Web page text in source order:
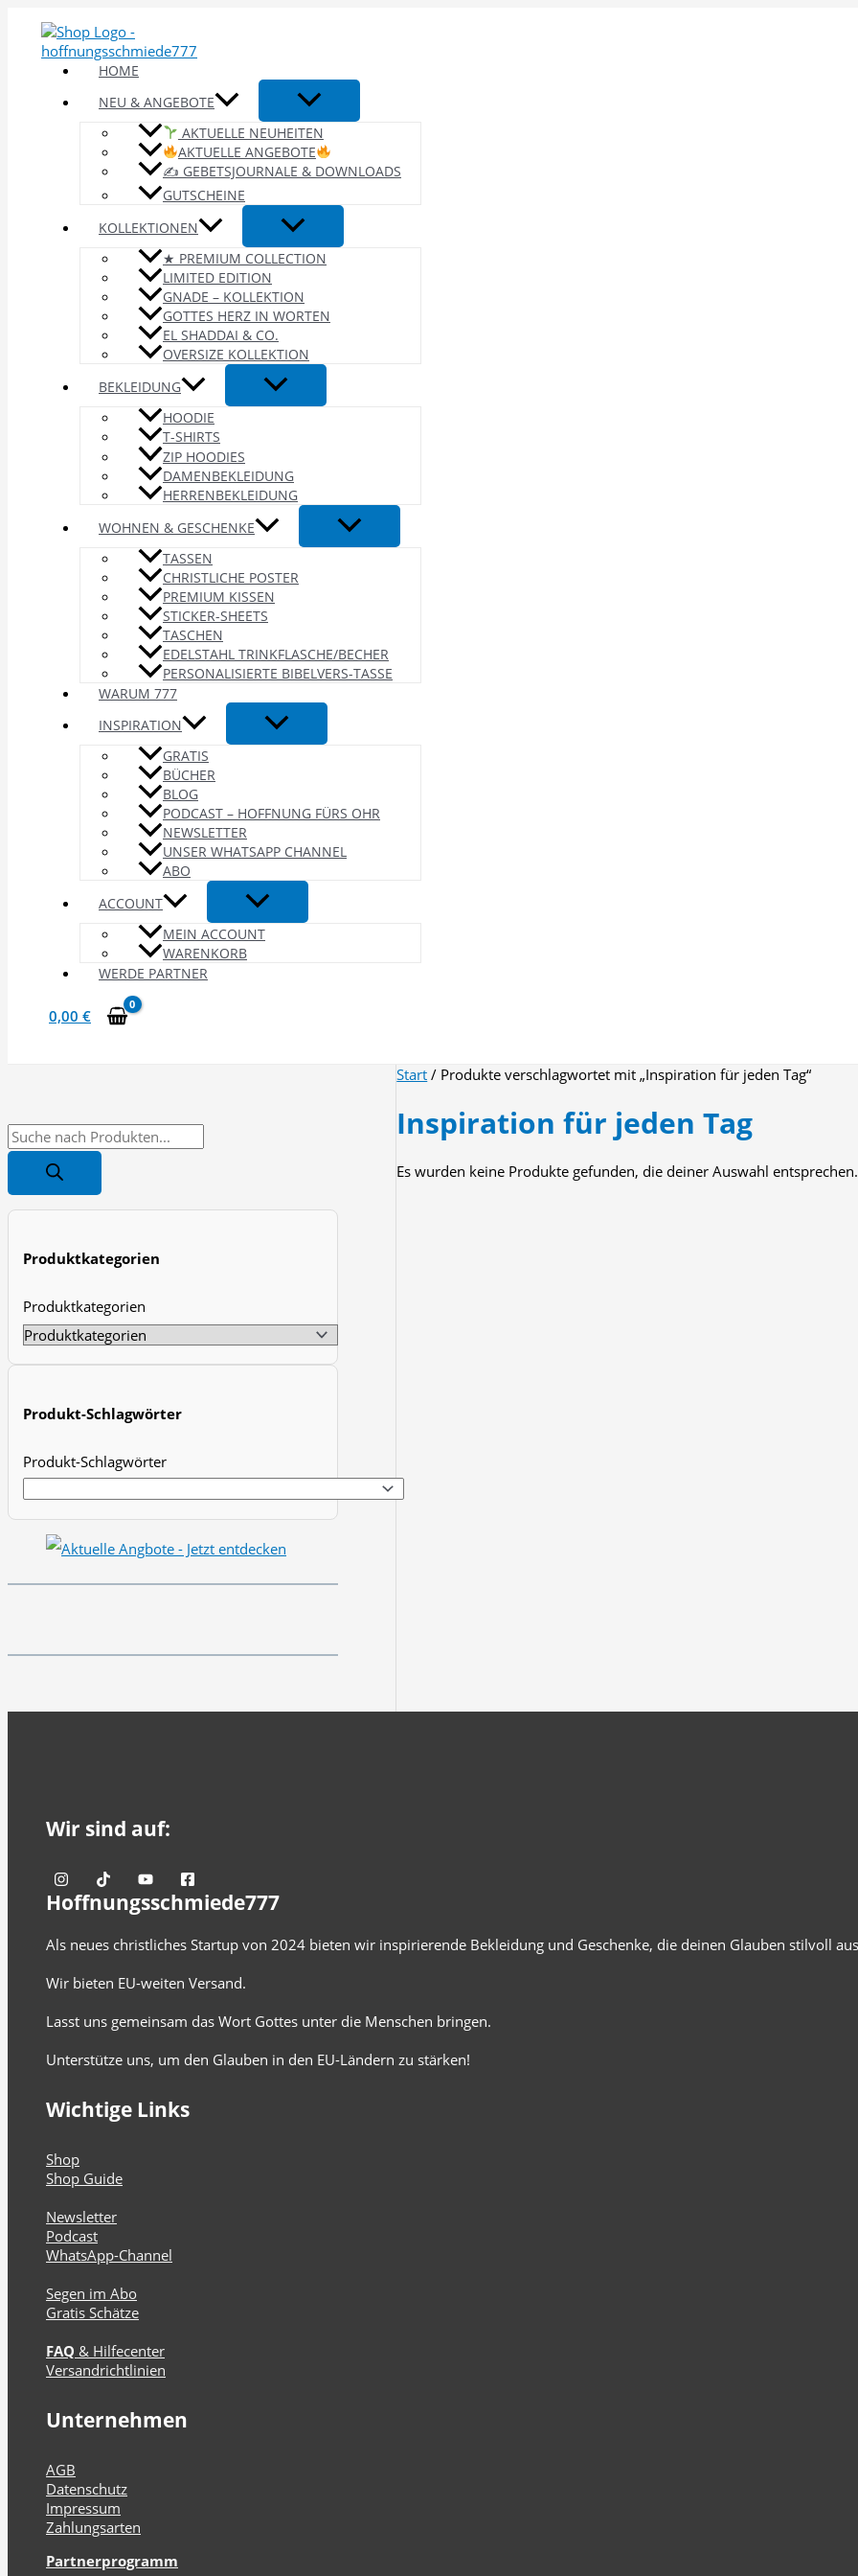
Inhalt
springen
HOME
NEU & ANGEBOTE
AKTUELLE NEUHEITEN
AKTUELLE ANGEBOTE
✍️ GEBETSJOURNALE & DOWNLOADS
GUTSCHEINE
KOLLEKTIONEN
★ PREMIUM COLLECTION
LIMITED EDITION
GNADE – KOLLEKTION
GOTTES HERZ IN WORTEN
EL SHADDAI & CO.
OVERSIZE KOLLEKTION
BEKLEIDUNG
HOODIE
T-SHIRTS
ZIP HOODIES
DAMENBEKLEIDUNG
HERRENBEKLEIDUNG
WOHNEN & GESCHENKE
TASSEN
CHRISTLICHE POSTER
PREMIUM KISSEN
STICKER-SHEETS
TASCHEN
EDELSTAHL TRINKFLASCHE/BECHER
PERSONALISIERTE BIBELVERS-TASSE
WARUM 777
INSPIRATION
GRATIS
BÜCHER
BLOG
PODCAST – HOFFNUNG FÜRS OHR
NEWSLETTER
UNSER WHATSAPP CHANNEL
ABO
ACCOUNT
MEIN ACCOUNT
WARENKORB
WERDE PARTNER
0,00 €
P
o
s
Produktkategorien
Produktkategorien
Produkt-Schlagwörter
Produkt-Schlagwörter
Start / Produkte verschlagwortet mit „Inspiration für jeden Tag“
Inspiration für jeden Tag
Es wurden keine Produkte gefunden, die deiner Auswahl entsprechen.
Wir sind auf:
Hoffnungsschmiede777
Als neues christliches Startup von 2024 bieten wir inspirierende Bekleidung und Geschenke, die deinen Glauben stilvoll
Wir bieten EU-weiten Versand.
Lasst uns gemeinsam das Wort Gottes unter die Menschen bringen.
Unterstütze uns, um den Glauben in den EU-Ländern zu stärken!
Wichtige Links
Shop
Shop Guide
Newsletter
Podcast
WhatsApp-Channel
Segen im Abo
Gratis Schätze
FAQ & Hilfecenter
Versandrichtlinien
Unternehmen
AGB
Datenschutz
Impressum
Zahlungsarten
Partnerprogramm